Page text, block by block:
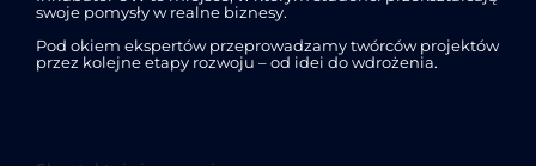
swoje pomysły w realne biznesy.
Pod okiem ekspertów przeprowadzamy twórców projektów
przez kolejne etapy rozwoju – od idei do wdrożenia.